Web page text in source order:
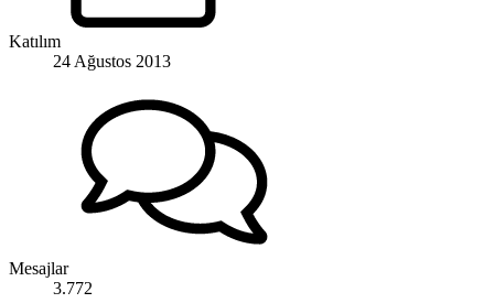
Katılım
24 Ağustos 2013
Mesajlar
3.772